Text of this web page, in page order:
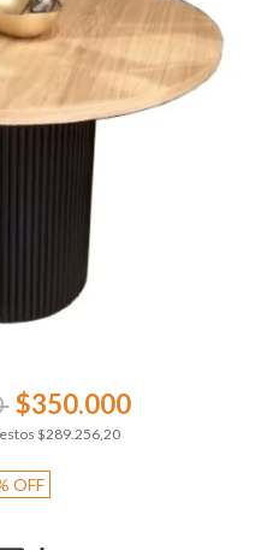
$350.000
$289.256,20
OFF